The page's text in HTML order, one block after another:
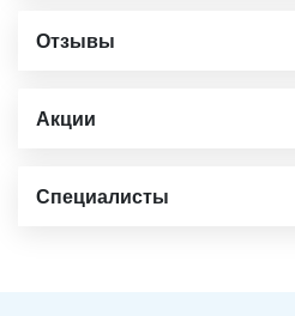
Отзывы
Акции
Специалисты